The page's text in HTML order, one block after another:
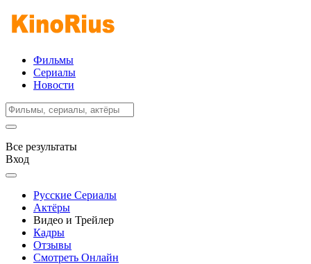
Фильмы
Сериалы
Новости
Все результаты
Вход
Русские Сериалы
Актёры
Видео и Трейлер
Кадры
Отзывы
Смотреть Онлайн